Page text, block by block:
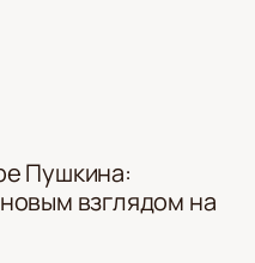
Пушкина:
взглядом на